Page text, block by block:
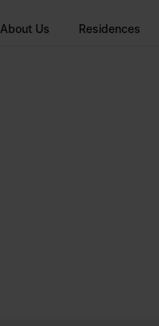
About Us Residences